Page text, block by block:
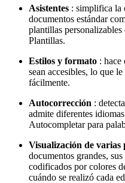
Asistentes : simplifica la
documentos estándar
plantillas
Plantillas.
Estilos y formato : hace
sean accesibles, lo que
fácilmente.
Autocorrección :
admite diferentes
Autocompletar para
Visualización de varias
documentos grandes,
codificados por colores
cuándo se realizó cada